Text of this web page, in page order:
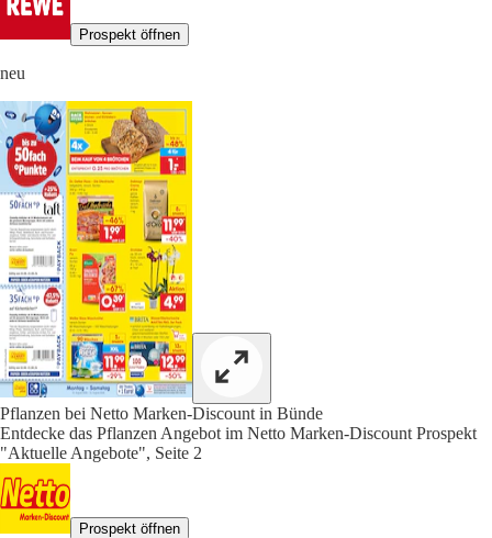
Prospekt öffnen
neu
Pflanzen bei Netto Marken-Discount in Bünde
Entdecke das Pflanzen Angebot im Netto Marken-Discount Prospekt
"Aktuelle Angebote", Seite 2
Prospekt öffnen